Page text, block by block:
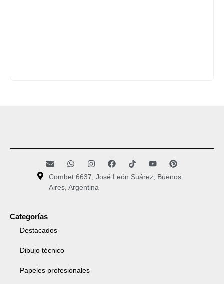
Combet 6637, José León Suárez, Buenos
Aires, Argentina
Categorías
Destacados
Dibujo técnico
Papeles profesionales